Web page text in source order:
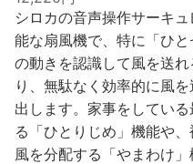
シロカの音声操作サーキ
能な扇風機で、特に「ひ
の動きを認識して風を送
り、無駄なく効率的に風
出します。家事をしてい
る「ひとりじめ」機能や
風を分配する「やまわけ